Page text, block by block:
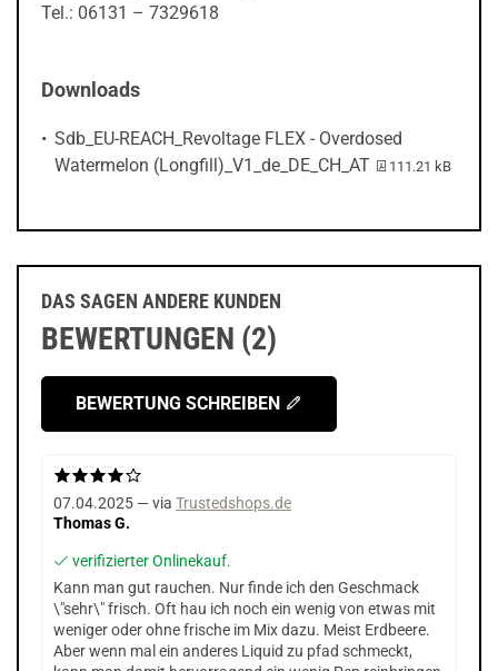
Tel.: 06131 – 7329618
Downloads
Sdb_EU-REACH_Revoltage FLEX - Overdosed
Watermelon (Longfill)_V1_de_DE_CH_AT
PDF-Datei:
111.21 kB
DAS SAGEN ANDERE KUNDEN
BEWERTUNGEN (2)
BEWERTUNG SCHREIBEN
07.04.2025 — via Trustedshops.de
Thomas G.
verifizierter Onlinekauf.
Kann man gut rauchen. Nur finde ich den Geschmack
\"sehr\" frisch. Oft hau ich noch ein wenig von etwas mit
weniger oder ohne frische im Mix dazu. Meist Erdbeere.
Aber wenn mal ein anderes Liquid zu pfad schmeckt,